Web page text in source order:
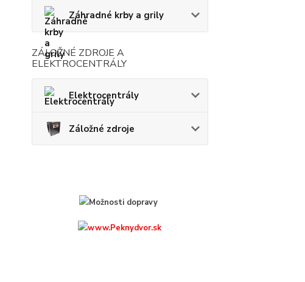
Záhradné krby a grily
ZÁLOŽNÉ ZDROJE A
ELEKTROCENTRÁLY
Elektrocentrály
Záložné zdroje